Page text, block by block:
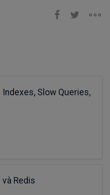
Slow Queries,
Redis